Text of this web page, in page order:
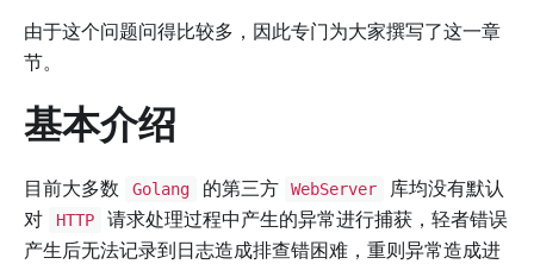
由于这个问题问得比较多，因此专门为大家撰写了这一章
节。
基本介绍
目前大多数 Golang 的第三方 WebServer
库均没有默认
对
HTTP
请求处理过程中产生的异常进行捕获，轻者错误
产生后无法记录到日志造成排查错困难，重则异常造成进